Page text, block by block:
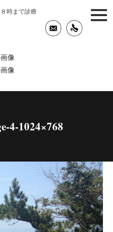
時まで診療
像
像
4-1024×768